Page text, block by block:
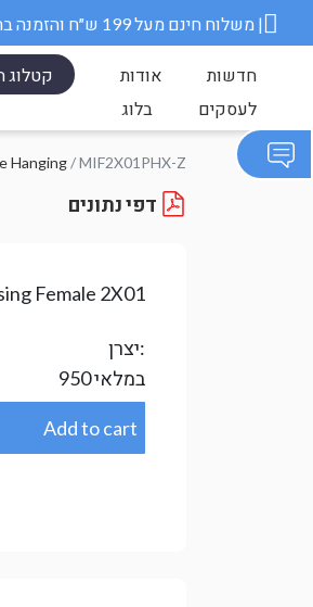
משלוח חינם מעל 199 ש״ח והזמנה בתיאום מראש ||| מס' ספק משרד הבטחון 11006845 |
קטלוג אודות
חדשות
בלוג
לעסקים
Hanging/ MIF2X01PHX-Z
Female 2X01
יצרן:
950במלאי